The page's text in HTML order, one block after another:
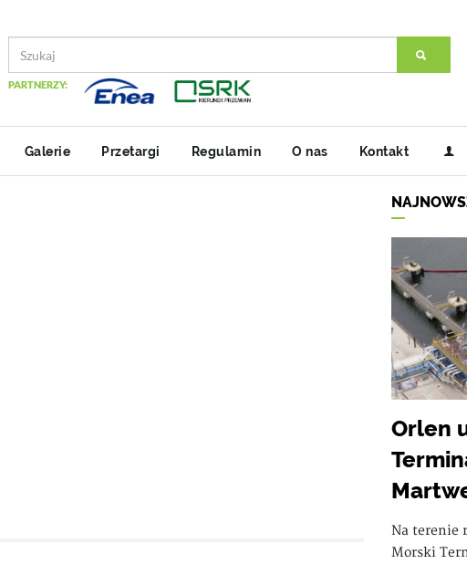
PARTNERZY:
Galerie Przetargi Regulamin O nas Kontakt
Orlen
Na terenie
Morski